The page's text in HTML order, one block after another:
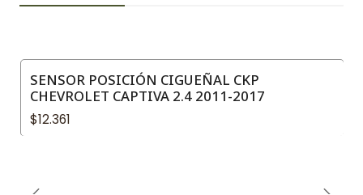
SENSOR POSICIÓN CIGUEÑAL CKP
CHEVROLET CAPTIVA 2.4 2011-2017
$12.361